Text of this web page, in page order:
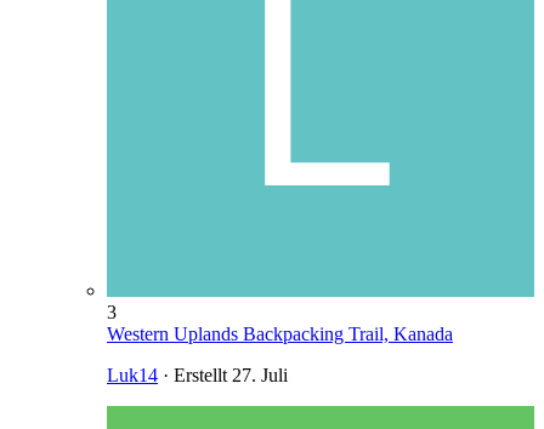
3
Western Uplands Backpacking Trail, Kanada
Luk14 · Erstellt 27. Juli